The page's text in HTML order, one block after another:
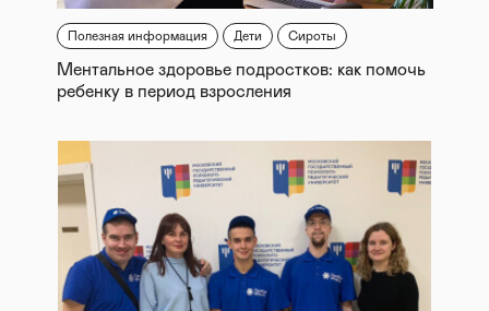
Полезная информация Дети Сироты
Ментальное здоровье подростков: как помочь
ребенку в период взросления